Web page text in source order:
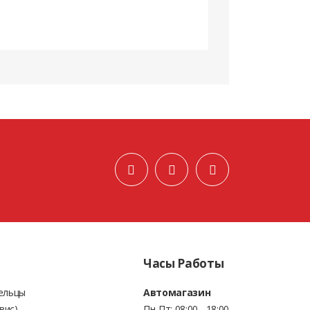
Часы Работы
Автомагазин